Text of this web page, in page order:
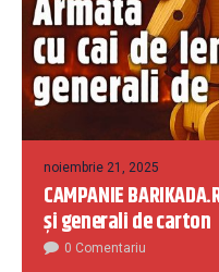
noiembrie 21, 2025
CAMPANIE
și generali de carton
0 Comentariu